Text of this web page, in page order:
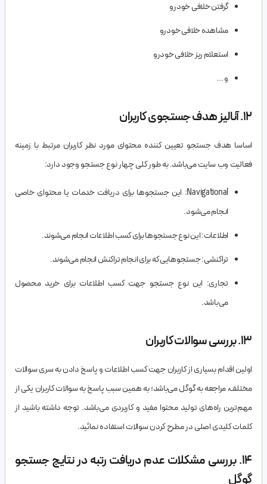
گرفتن خلافی خودرو
مشاهده خلافی خودرو
استعلام ریز خلافی خودرو
و …
12. آنالیز هدف جستجوی کاربران
اساسا هدف جستجو تعیین کننده محتوای مورد نظر کاربران مرتبط با زمینه
فعالیت وب سایت می‌باشد. به طور کلی چهار نوع جستجو وجود دارد:
Navigational: این جستجوها برای دریافت خدمات یا محتوای خاصی
انجام می‌شود.
اطلاعات: این نوع جستجوها برای کسب اطلاعات انجام می‌شوند.
تراکنشی: جستجوهایی که برای انجام تراکنش انجام می‌شوند.
تجاری: این نوع جستجو جهت کسب اطلاعات برای خرید محصول
می‌باشد.
13. بررسی سوالات کاربران
اولین اقدام بسیاری از کاربران جهت کسب اطلاعات و پاسخ دادن به سری سوالات
مختلف، مراجعه به گوگل می‌باشد؛ به همین سبب پاسخ به سوالات کاربران یکی از
مهم‌ترین راه‌های تولید محتوا مفید و کاربردی می‌باشد. توجه داشته باشید از
کلمات کلیدی اصلی در مطرح کردن سوالات استفاده نمائید.
14. بررسی مشکلات عدم دریافت رتبه در نتایج جستجو
گوگل